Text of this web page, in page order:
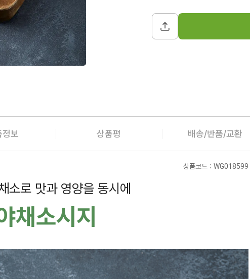
정보 상품평 배송/반품/교환
상품코드 : WG018599
소로 맛과 영양을 동시에
채소시지